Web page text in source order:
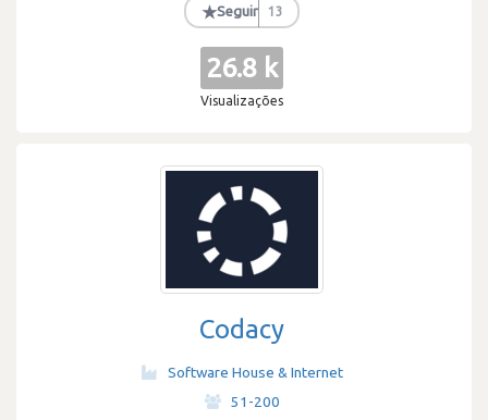
★Seguir 13
26.8 k
Visualizações
Codacy
Software House & Internet
51-200